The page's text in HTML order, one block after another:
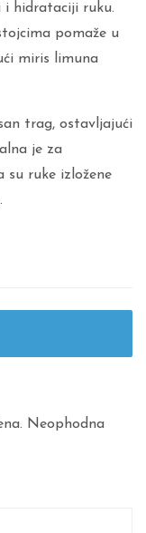
i hidrataciji ruku.
pomaže u
miris limuna
trag, ostavljajući
je za
su ruke izložene
Neophodna